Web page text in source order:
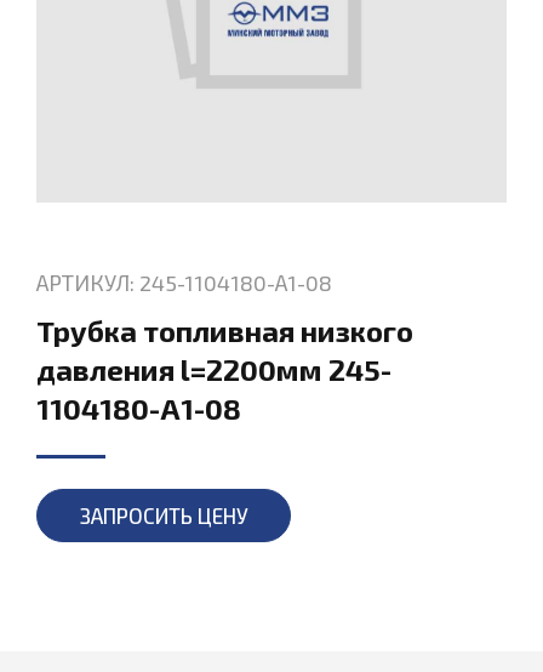
АРТИКУЛ: 245-1104180-А1-08
Трубка топливная низкого
давления l=2200мм 245-
1104180-А1-08
ЗАПРОСИТЬ ЦЕНУ